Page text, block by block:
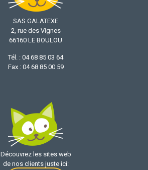
SAS GALATEXE
2, rue des Vignes
66160 LE BOULOU
Tél. : 04 68 85 03 64
Fax : 04 68 85 00 59
Découvrez les sites web
de nos clients juste ici: